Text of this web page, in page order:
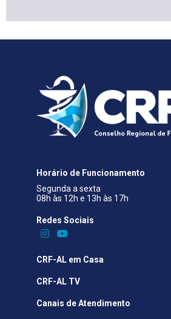
Horário de Funcionamento
Segunda a sexta
08h às 12h e 13h às 17h
Redes Sociais​
CRF-AL em Casa
CRF-AL TV
Canais de Atendimento